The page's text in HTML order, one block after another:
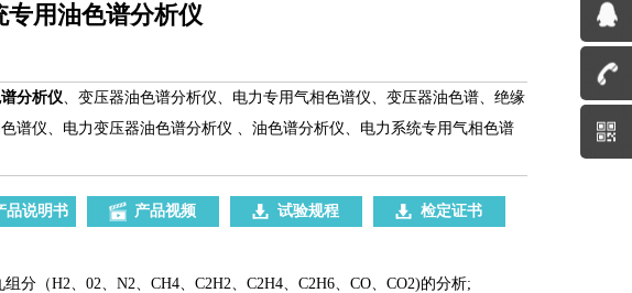
专用油色谱分析仪
分析仪、变压器油色谱分析仪、电力专用气相色谱仪、变压器油色谱、绝缘
谱仪、电力变压器油色谱分析仪 、油色谱分析仪、电力系统专用气相色谱
品说明书 产品视频 试验规程 检定证书
分（H2、02、N2、CH4、C2H2、C2H4、C2H6、CO、CO2)的分析;